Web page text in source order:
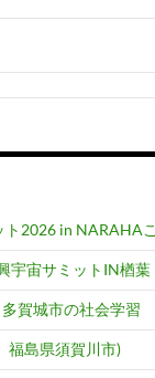
ト2026 in NARAHA
宇宙サミットIN楢葉
賀城市の社会学習
島県須賀川市)